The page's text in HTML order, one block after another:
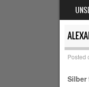
SKIP TO
Posted
Silber